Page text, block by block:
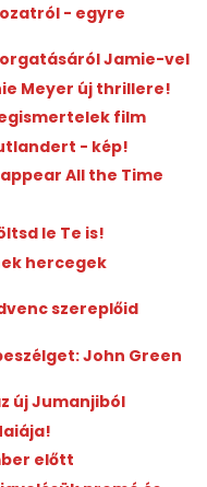
- egyre
Jamie-vel
Meyer új thrillere!
film
- kép!
All the Time
le Te is!
hercegek
szereplőid
John Green
új Jumanjiból
előtt